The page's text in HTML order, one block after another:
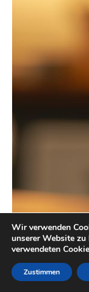
Wir verwenden
unserer Website
verwendeten
Zustimmen